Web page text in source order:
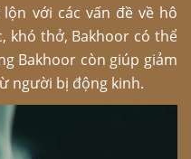
với các vấn đề về hô
khó thở, Bakhoor có thể
Bakhoor còn giúp giảm
người bị động kinh.